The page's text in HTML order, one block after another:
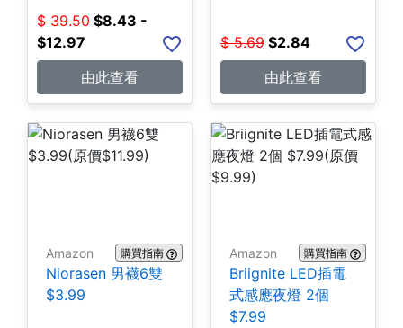
$ 39.50 $8.43 -
$12.97
由此查看
$ 5.69 $2.84
由此查看
Amazon 購買指南
Niorasen 男襪6雙
$3.99
Amazon 購買指南
Briignite LED插電
式感應夜燈 2個
$7.99